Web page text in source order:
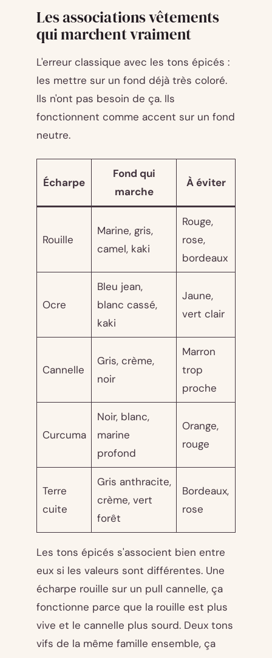
Les associations vêtements
qui marchent vraiment
L'erreur classique avec les tons épicés :
les mettre sur un fond déjà très coloré.
Ils n'ont pas besoin de ça. Ils
fonctionnent comme accent sur un fond
neutre.
Écharpe
Fond qui
marche
À éviter
Rouille
Marine, gris,
camel, kaki
Rouge,
rose,
bordeaux
Ocre
Bleu jean,
blanc cassé,
kaki
Jaune,
vert clair
Cannelle
Gris, crème,
noir
Marron
trop
proche
Curcuma
Noir, blanc,
marine
profond
Orange,
rouge
Terre
cuite
Gris anthracite,
crème, vert
forêt
Bordeaux,
rose
Les tons épicés s'associent bien entre
eux si les valeurs sont différentes. Une
écharpe rouille sur un pull cannelle, ça
fonctionne parce que la rouille est plus
vive et le cannelle plus sourd. Deux tons
vifs de la même famille ensemble, ça